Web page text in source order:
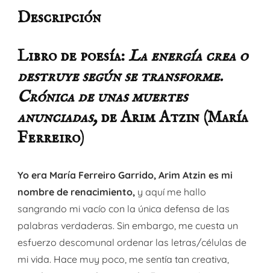
Descripción
Libro de poesía:La energía crea o
destruye según se transforme.
Crónica de unas muertes
anunciadas,de Arim Atzin (María
Ferreiro)
Yo era María Ferreiro Garrido, Arim Atzin es mi
nombre de renacimiento, y aquí me hallo
sangrando mi vacío con la única defensa de las
palabras verdaderas. Sin embargo, me cuesta un
esfuerzo descomunal ordenar las letras/células de
mi vida. Hace muy poco, me sentía tan creativa,